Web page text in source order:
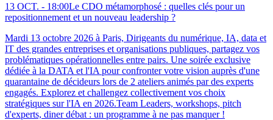
13 OCT. - 18:00Le CDO métamorphosé : quelles clés pour un
repositionnement et un nouveau leadership ?
Mardi 13 octobre 2026 à Paris, Dirigeants du numérique, IA, data et
IT des grandes entreprises et organisations publiques, partagez vos
problématiques opérationnelles entre pairs. Une soirée exclusive
dédiée à la DATA et l'IA pour confronter votre vision auprès d'une
quarantaine de décideurs lors de 2 ateliers animés par des experts
engagés. Explorez et challengez collectivement vos choix
stratégiques sur l'IA en 2026.Team Leaders, workshops, pitch
d'experts, diner débat : un programme à ne pas manquer !